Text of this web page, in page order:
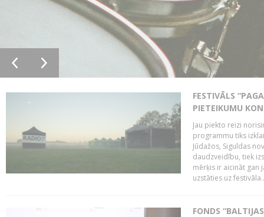
FESTIVĀLS
PIETEIKUMU
Jau piekto reizi
programmu tiks
Jūdažos, Siguldas
daudzveidību, tiek
mērķis ir aicināt gan
uzstāties uz
FONDS